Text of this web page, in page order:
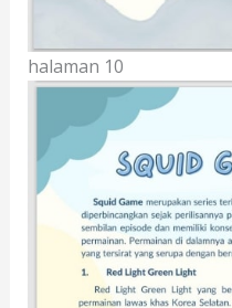
halaman 10